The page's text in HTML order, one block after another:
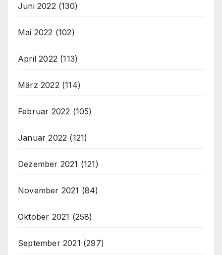
Juni 2022 (130)
Mai 2022 (102)
April 2022 (113)
März 2022 (114)
Februar 2022 (105)
Januar 2022 (121)
Dezember 2021 (121)
November 2021 (84)
Oktober 2021 (258)
September 2021 (297)